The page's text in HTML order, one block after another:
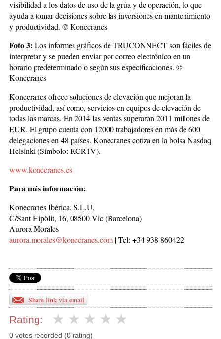
visibilidad a los datos de uso de la grúa y de operación, lo que
ayuda a tomar decisiones sobre las inversiones en mantenimiento
y productividad. © Konecranes
Foto 3: Los informes gráficos de TRUCONNECT son fáciles de
interpretar y se pueden enviar por correo electrónico en un
horario predeterminado o según sus especificaciones. ©
Konecranes
Konecranes ofrece soluciones de elevación que mejoran la
productividad, así como, servicios en equipos de elevación de
todas las marcas. En 2014 las ventas superaron 2011 millones de
EUR. El grupo cuenta con 12000 trabajadores en más de 600
delegaciones en 48 países. Konecranes cotiza en la bolsa Nasdaq
Helsinki (Símbolo: KCR1V).
www.konecranes.es
Para más información:
Konecranes Ibérica, S.L.U.
C/Sant Hipòlit, 16, 08500 Vic (Barcelona)
Aurora Morales
aurora.morales@konecranes.com | Tel: +34 938 860422
Share link via email
Rating:
0 votes recorded (0 rating)